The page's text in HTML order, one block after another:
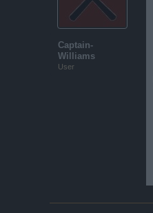
Captain-
Williams
User